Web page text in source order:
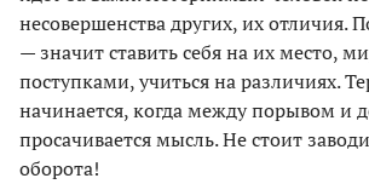
несовершенства других, их отличия.
— значит ставить себя на их место,
поступками, учиться на различиях.
начинается, когда между порывом и
просачивается мысль. Не стоит
оборота!